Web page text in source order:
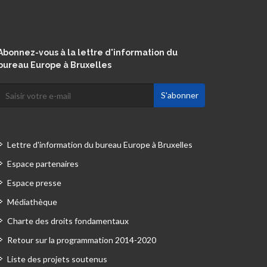
vous à la lettre d'information du
bureau Europe à Bruxelles
Lettre d'information du bureau Europe à Bruxelles
Espace partenaires
Espace presse
Médiathèque
Charte des droits fondamentaux
Retour sur la programmation 2014-2020
Liste des projets soutenus